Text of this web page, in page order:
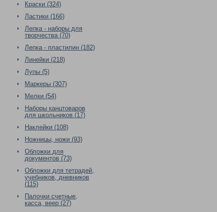
Краски (324)
Ластики (166)
Лепка - наборы для
творчества (70)
Лепка - пластилин (182)
Линейки (218)
Лупы (5)
Маркеры (307)
Мелки (54)
Наборы канцтоваров
для школьников (17)
Наклейки (108)
Ножницы, ножи (93)
Обложки для
документов (73)
Обложки для тетрадей,
учебников, дневников
(115)
Палочки счетные,
касса, веер (27)